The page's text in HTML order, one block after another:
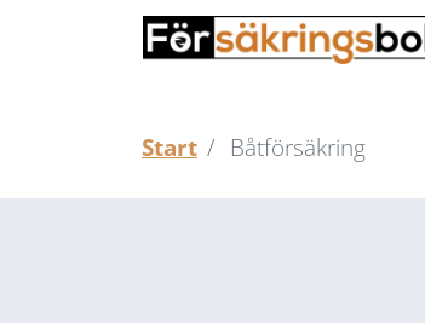
Start Båtförsäkring